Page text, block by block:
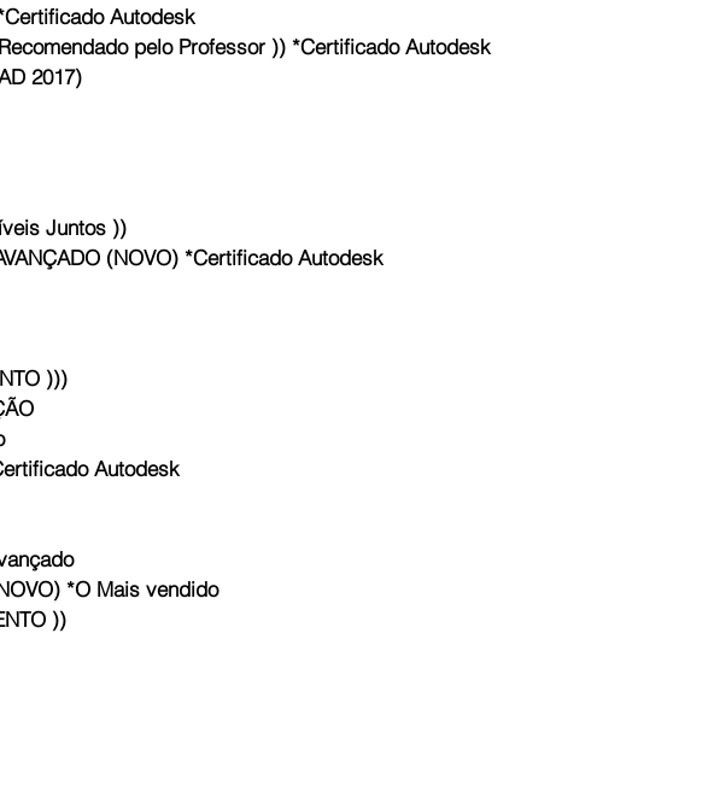
Autodesk
pelo Professor )) *Certificado Autodesk
2017)
Juntos ))
(NOVO) *Certificado Autodesk
)))‎
Autodesk
*O Mais vendido
))